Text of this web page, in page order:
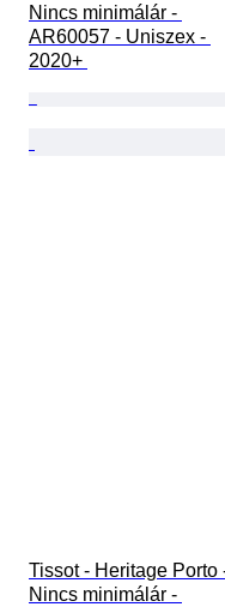
Nincs minimálár -
AR60057 - Uniszex -
2020+
Tissot - Heritage Porto
Nincs minimálár -